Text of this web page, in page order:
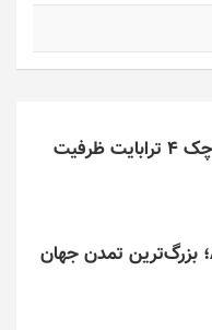
این کارت حافظه کوچک ۴ ترابایت ظرفیت
بازی/ Age of 2048؛ بزرگ‌ترین تمدن جهان